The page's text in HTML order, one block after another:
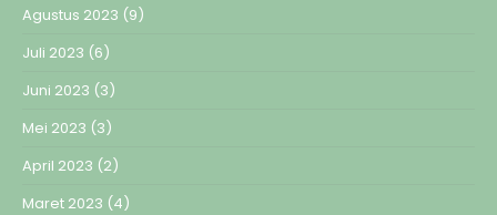
Agustus 2023 (9)
Juli 2023 (6)
Juni 2023 (3)
Mei 2023 (3)
April 2023 (2)
Maret 2023 (4)